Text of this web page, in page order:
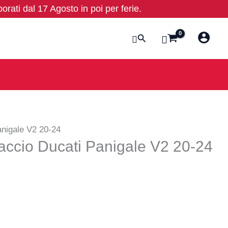
dal 17 Agosto in poi per ferie.
Cerca
V2 20-24
Ducati Panigale V2 20-24